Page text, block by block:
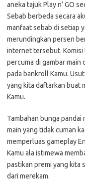
aneka tajuk Play n’ GO
Sebab berbeda secara
manfaat sebab di setiap
merundingkan persen
internet tersebut.
percuma di gambar
pada bankroll Kamu.
yang kita daftarkan buat
Kamu.
Tambahan bunga
main yang tidak cuman
memperluas gameplay
Kamu ala istimewa
pastikan premi yang kita
dari merekam.